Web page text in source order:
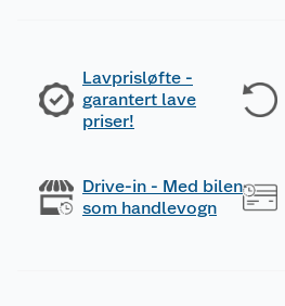
Lavprisløfte -
garantert lave
priser!
Drive-in - Med bilen
som handlevogn